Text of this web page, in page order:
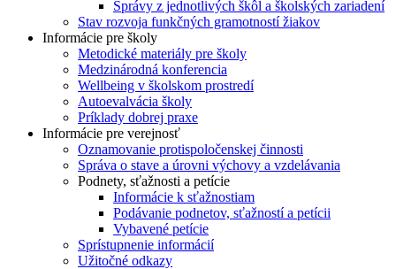
Správy z jednotlivých škôl a školských zariadení
Stav rozvoja funkčných gramotností žiakov
Informácie pre školy
Metodické materiály pre školy
Medzinárodná konferencia
Wellbeing v školskom prostredí
Autoevalvácia školy
Príklady dobrej praxe
Informácie pre verejnosť
Oznamovanie protispoločenskej činnosti
Správa o stave a úrovni výchovy a vzdelávania
Podnety, sťažnosti a petície
Informácie k sťažnostiam
Podávanie podnetov, sťažností a petícii
Vybavené petície
Sprístupnenie informácií
Užitočné odkazy